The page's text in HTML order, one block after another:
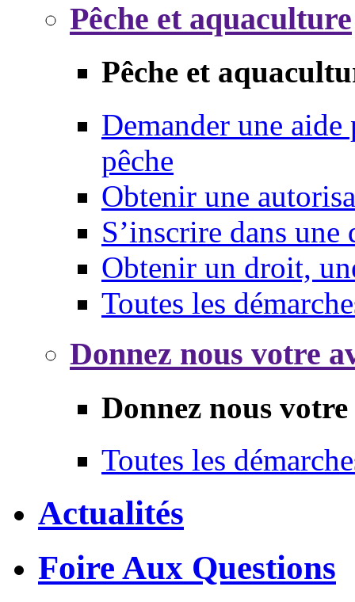
Pêche et aquaculture
Pêche et
Demander une
pêche
Obtenir une
S’inscrire dans une
Obtenir un droit,
Toutes les
Donnez nous votre
Donnez nous
Toutes les
Actualités
Foire Aux Questions